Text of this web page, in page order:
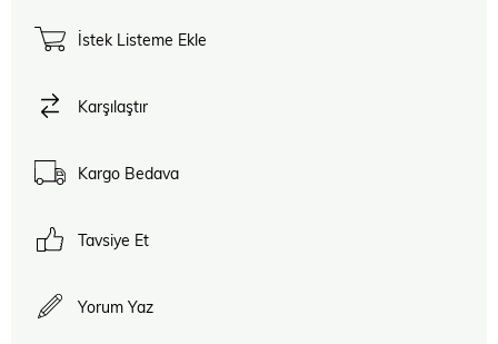
İstek Listeme Ekle
Karşılaştır
Kargo Bedava
Tavsiye Et
Yorum Yaz